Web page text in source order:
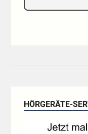
HÖRGERÄTE-